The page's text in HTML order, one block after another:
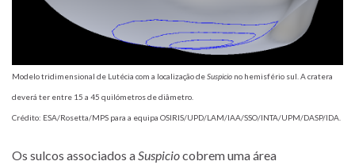
Modelo tridimensional de Lutécia com a localização deSuspicio no hemisfério sul. A cratera
deverá ter entre 15 a 45 quilómetros de diâmetro.
Crédito: ESA/Rosetta/MPS para a equipa OSIRIS/UPD/LAM/IAA/SSO/INTA/UPM/DASP/IDA.
Os sulcos associados a Suspiciocobrem uma área